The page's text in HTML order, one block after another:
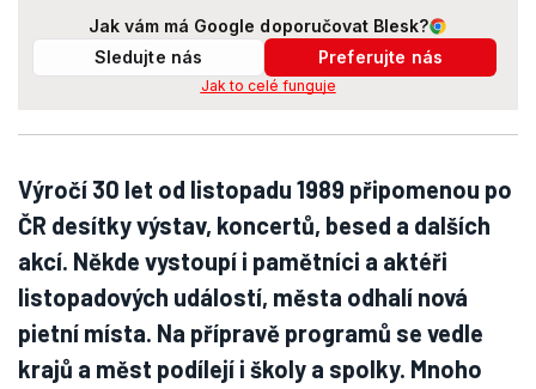
Jak vám má Google doporučovat Blesk?
Sledujte nás
Preferujte nás
Jak to celé funguje
Výročí 30 let od listopadu 1989 připomenou po
ČR desítky výstav, koncertů, besed a dalších
akcí. Někde vystoupí i pamětníci a aktéři
listopadových událostí, města odhalí nová
pietní místa. Na přípravě programů se vedle
krajů a měst podílejí i školy a spolky. Mnoho